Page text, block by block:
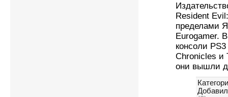
Resident
пределами
Eurogamer.
консоли
Chronicles и
они вышли